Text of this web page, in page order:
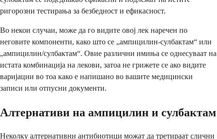
ригорозни тестирања за безбедност и ефикасност.
Во некои случаи, може да го видите овој лек наречен по
неговите компоненти, како што се „ампицилин-сулбактам“ или
„ампицилин/сулбактам“. Овие различни имиња се однесуваат на
истата комбинација на лекови, затоа не грижете се ако видите
варијации во тоа како е напишано во вашите медицински
записи или отпусни документи.
Алтернативи на ампицилин и сулбактам
Неколку алтернативни антибиотици можат да третираат слични